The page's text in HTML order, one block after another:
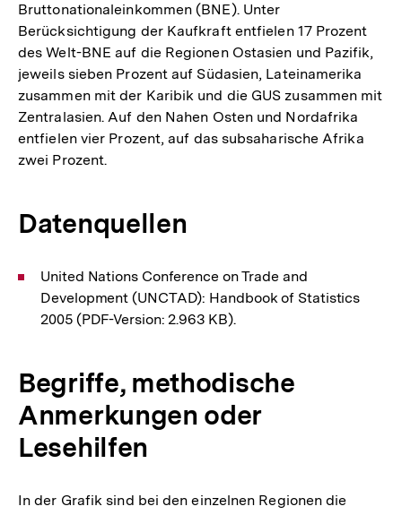
Bruttonationaleinkommen (BNE). Unter
Berücksichtigung der Kaufkraft entfielen 17 Prozent
des Welt-BNE auf die Regionen Ostasien und Pazifik,
jeweils sieben Prozent auf Südasien, Lateinamerika
zusammen mit der Karibik und die GUS zusammen mit
Zentralasien. Auf den Nahen Osten und Nordafrika
entfielen vier Prozent, auf das subsaharische Afrika
zwei Prozent.
Datenquellen
United Nations Conference on Trade and
Development (UNCTAD): Handbook of Statistics
2005 (PDF-Version: 2.963 KB).
Begriffe, methodische
Anmerkungen oder
Lesehilfen
In der Grafik sind bei den einzelnen Regionen die